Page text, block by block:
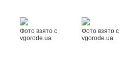
Фото взято с
vgorode.ua
Фото взято с
vgorode.ua